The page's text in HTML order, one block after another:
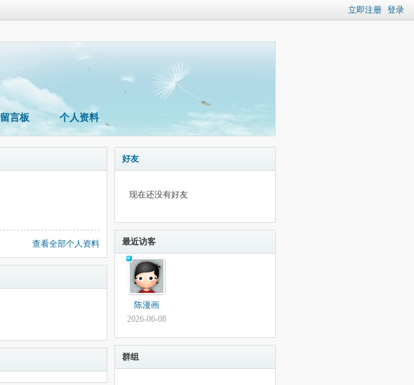
立即注册 登录
留言板 个人资料
查看全部个人资料
好友
现在还没有好友
最近访客
陈漫画
2026-06-08
群组